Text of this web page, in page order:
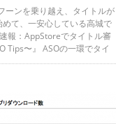
ーンを乗り越え、タイトルが
て、一安心している高城で
報：AppStoreでタイトル審
Tips〜』 ASOの一環でタイ